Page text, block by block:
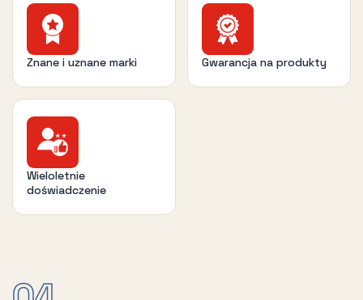
Znane i uznane marki Gwarancja na produkty
Wieloletnie
doświadczenie